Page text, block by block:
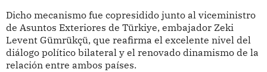
Dicho mecanismo fue copresidido junto al viceministro
de Asuntos Exteriores de Türkiye, embajador Zeki
Levent Gümrükçü, que reafirma el excelente nivel del
diálogo político bilateral y el renovado dinamismo de la
relación entre ambos países.